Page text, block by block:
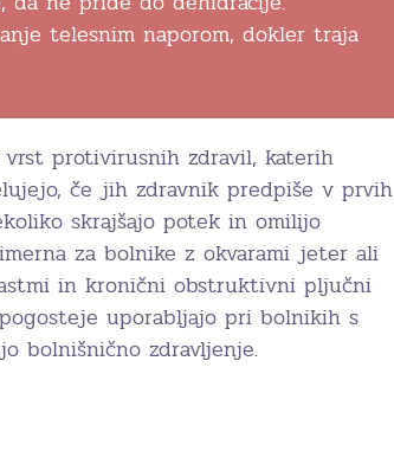
telesnim naporom, dokler traja
protivirusnih zdravil, katerih
če jih zdravnik predpiše v prvih
skrajšajo potek in omilijo
za bolnike z okvarami jeter ali
in kronični obstruktivni pljučni
uporabljajo pri bolnikih s
bolnišnično zdravljenje.